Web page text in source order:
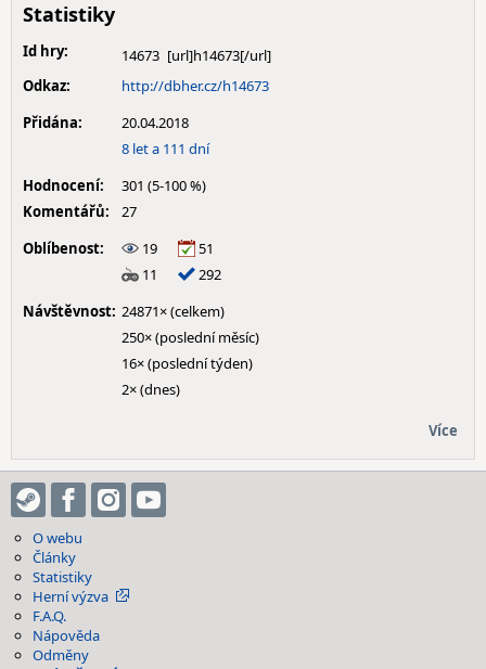
Statistiky
Id hry:
14673
Odkaz:
http://dbher.cz/h14673
Přidána:
20.04.2018
8 let a 111 dní
Hodnocení:
301 (5-100 %)
Komentářů:
27
Oblíbenost:
19
51
11
292
Návštěvnost: 24871× (celkem)
250× (poslední měsíc)
16× (poslední týden)
2× (dnes)
Více
O webu
Články
Statistiky
Herní výzva
F.A.Q.
Nápověda
Odměny